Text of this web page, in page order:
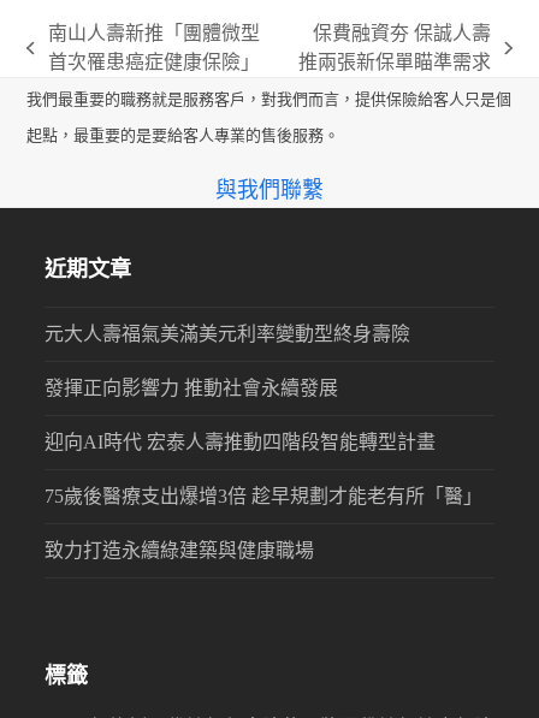
previous
post:
南山人壽新推「團體微型
首次罹患癌症健康保險」
next
post:
保費融資夯 保誠人壽
推兩張新保單瞄準需求
我們最重要的職務就是服務客戶，對我們而言，提供保險給客人只是個
起點，最重要的是要給客人專業的售後服務。
與我們聯繫
近期文章
元大人壽福氣美滿美元利率變動型終身壽險
發揮正向影響力 推動社會永續發展
迎向AI時代 宏泰人壽推動四階段智能轉型計畫
75歲後醫療支出爆增3倍 趁早規劃才能老有所「醫」
致力打造永續綠建築與健康職場
標籤